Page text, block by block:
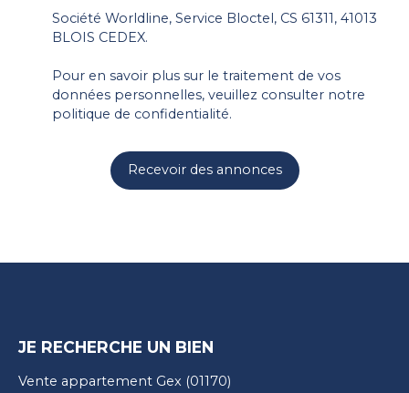
Société Worldline, Service Bloctel, CS 61311, 41013
BLOIS CEDEX.
Pour en savoir plus sur le traitement de vos
données personnelles, veuillez consulter notre
politique de confidentialité.
Recevoir des annonces
JE RECHERCHE UN BIEN
Vente appartement Gex (01170)